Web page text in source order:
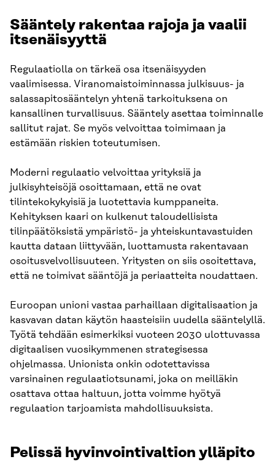
Sääntely rakentaa rajoja ja vaalii
itsenäisyyttä
Regulaatiolla on tärkeä osa itsenäisyyden
vaalimisessa. Viranomaistoiminnassa julkisuus- ja
salassapitosääntelyn yhtenä tarkoituksena on
kansallinen turvallisuus. Sääntely asettaa toiminnalle
sallitut rajat. Se myös velvoittaa toimimaan ja
estämään riskien toteutumisen.
Moderni regulaatio velvoittaa yrityksiä ja
julkisyhteisöjä osoittamaan, että ne ovat
tilintekokykyisiä ja luotettavia kumppaneita.
Kehityksen kaari on kulkenut taloudellisista
tilinpäätöksistä ympäristö- ja yhteiskuntavastuiden
kautta dataan liittyvään, luottamusta rakentavaan
osoitusvelvollisuuteen. Yritysten on siis osoitettava,
että ne toimivat sääntöjä ja periaatteita noudattaen.
Euroopan unioni vastaa parhaillaan digitalisaation ja
kasvavan datan käytön haasteisiin uudella sääntelyllä.
Työtä tehdään esimerkiksi vuoteen 2030 ulottuvassa
digitaalisen vuosikymmenen strategisessa
ohjelmassa. Unionista onkin odotettavissa
varsinainen regulaatiotsunami, joka on meilläkin
osattava ottaa haltuun, jotta voimme hyötyä
regulaation tarjoamista mahdollisuuksista.
Pelissä hyvinvointivaltion ylläpito